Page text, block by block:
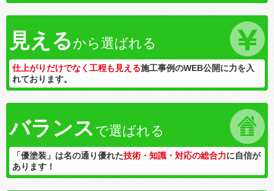
見える から選ばれる
仕上がりだけでなく工程も見える施工事例のWEB公開に力を入
れております。
バランスで選ばれる
「優塗装」は名の通り優れた技術・知識・対応の総合力に自信が
あります！